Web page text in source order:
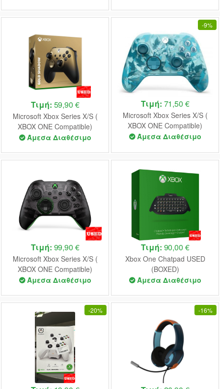
Τιμή: 59,90 €
Microsoft Xbox Series X/S (
XBOX ONE Compatible)
Controller Gold Shadow
Άμεσα Διαθέσιμο
-9%
Τιμή: 71,50 €
Microsoft Xbox Series X/S (
XBOX ONE Compatible)
Controller Ice Breaker
Άμεσα Διαθέσιμο
Τιμή: 99,90 €
Microsoft Xbox Series X/S (
XBOX ONE Compatible)
Controller 20th Anniversary
Άμεσα Διαθέσιμο
Τιμή: 90,00 €
Xbox One Chatpad USED
(BOXED)
Άμεσα Διαθέσιμο
-20% -16%